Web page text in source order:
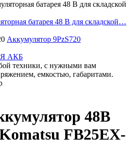
батарея 48 В для складской…
Аккумулятор 9PzS720
АКБ
техники, с нужными вам
емкостью, габаритами.
48В
FB25EX-